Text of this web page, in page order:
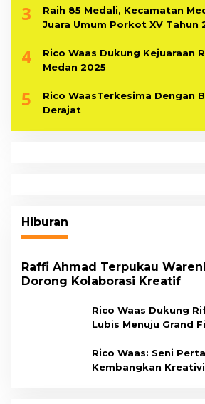
3
Raih 85 Medali, Kecamatan
Juara Umum Porkot XV Tahun
4
Rico Waas Dukung Kejuaraan
Medan 2025
5
Rico WaasTerkesima Dengan
Derajat
Hiburan
Raffi Ahmad Terpukau
Dorong Kolaborasi Kreatif
Rico Waas Dukung
Lubis Menuju Grand
Rico Waas: Seni
Kembangkan